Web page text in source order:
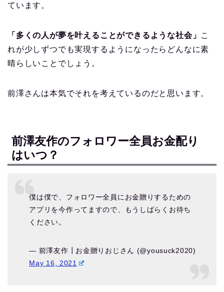
ています。
「多くの人が夢を叶えることができるような社会」 こ
れが少しずつでも実現するようになったらどんなに素
晴らしいことでしょう。
前澤さんは本気でそれを考えているのだと思います。
前澤友作のフォロワー全員お金配り
はいつ？
僕は僕で、フォロワー全員にお金贈りするための
アプリを今作ってますので、もうしばらくお待ち
ください。
— 前澤友作┃お金贈りおじさん (@yousuck2020)
May 16, 2021